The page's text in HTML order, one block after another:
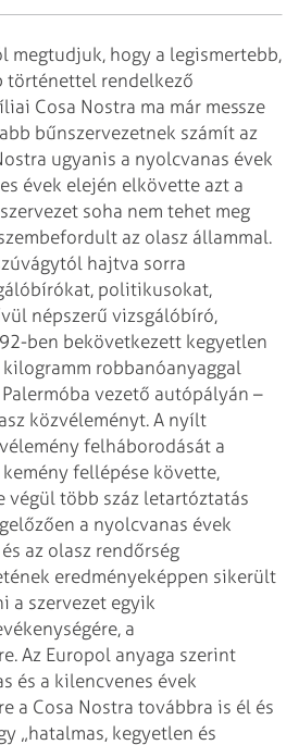
megtudjuk, hogy a legismertebb,
történettel rendelkező
Cosa Nostra ma már messze
bűnszervezetnek számít az
ugyanis a nyolcvanas évek
évek elején elkövette azt a
soha nem tehet meg
az olasz állammal.
hajtva sorra
politikusokat,
népszerű vizsgálóbíró,
ben bekövetkezett kegyetlen
robbanóanyaggal
vezető autópályán –
közvéleményt. A nyílt
felháborodását a
fellépése követte,
végül több száz letartóztatás
a nyolcvanas évek
az olasz rendőrség
eredményeképpen sikerült
a szervezet egyik
a
Az Europol anyaga szerint
és a kilencvenes évek
a Cosa Nostra továbbra is él és
„hatalmas, kegyetlen és